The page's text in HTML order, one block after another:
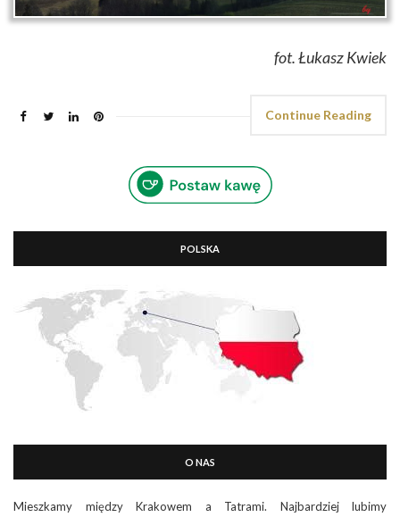
fot. Łukasz Kwiek
Continue Reading
POLSKA
O NAS
Mieszkamy między Krakowem a Tatrami. Najbardziej lubimy